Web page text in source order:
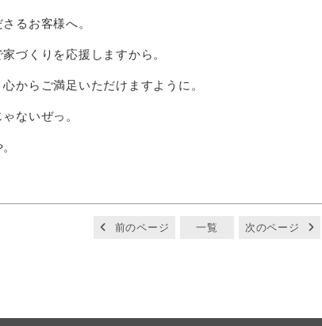
るお客様へ。
づくりを応援しますから。
からご満足いただけますように。
ないぜっ。
前のページ 一覧 次のページ